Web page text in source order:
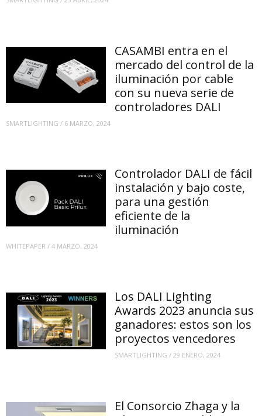
CASAMBI entra en el
mercado del control de la
iluminación por cable
con su nueva serie de
controladores DALI
SMARTLIGHTING / 6 MARZO, 2024
Controlador DALI de fácil
instalación y bajo coste,
para una gestión
eficiente de la
iluminación
WHITEPAPER / 4 MARZO, 2024
Los DALI Lighting
Awards 2023 anuncia sus
ganadores: estos son los
proyectos vencedores
SMARTLIGHTING /29 ENERO, 2024
El Consorcio Zhaga y la